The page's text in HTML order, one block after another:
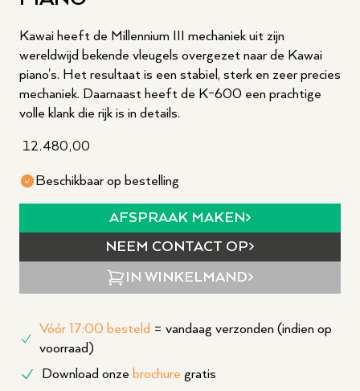
Kawai heeft de Millennium III mechaniek uit zijn
wereldwijd bekende vleugels overgezet naar de Kawai
piano's. Het resultaat is een stabiel, sterk en zeer precies
mechaniek. Daarnaast heeft de K-600 een prachtige
volle klank die rijk is in details.
12.480,00
Beschikbaar op bestelling
AFSPRAAK MAKEN
NEEM CONTACT OP
IN WINKELMAND
Vóór 17:00 besteld = vandaag verzonden (indien op
voorraad)
Download onze brochure gratis